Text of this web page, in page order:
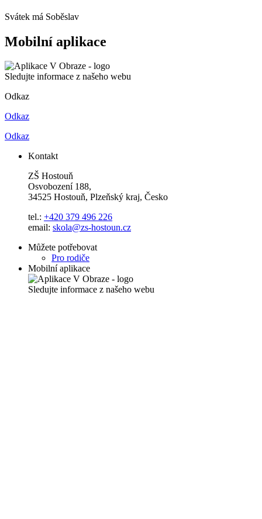
Svátek má Soběslav
Mobilní aplikace
Sledujte informace z našeho webu
Odkaz
Odkaz
Odkaz
Kontakt
ZŠ Hostouň
Osvobození 188,
34525 Hostouň, Plzeňský kraj, Česko
tel.: +420 379 496 226
email: skola@zs-hostoun.cz
Můžete potřebovat
Pro rodiče
Mobilní aplikace
Sledujte informace z našeho webu